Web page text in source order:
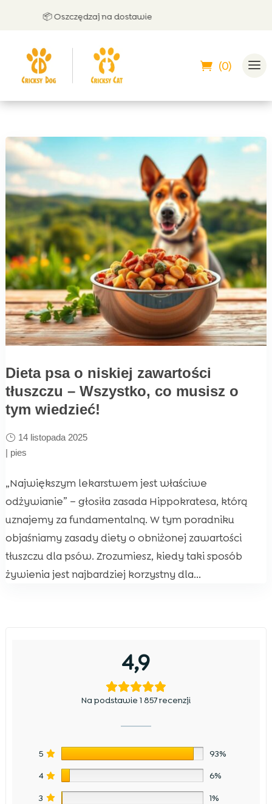
📦 Oszczędzaj na dostawie
(0)
Dieta psa o niskiej zawartości
tłuszczu – Wszystko, co musisz o
tym wiedzieć!
14 listopada 2025
| pies
„Największym lekarstwem jest właściwe
odżywianie” – głosiła zasada Hippokratesa, którą
uznajemy za fundamentalną. W tym poradniku
objaśniamy zasady diety o obniżonej zawartości
tłuszczu dla psów. Zrozumiesz, kiedy taki sposób
żywienia jest najbardziej korzystny dla...
4,9
Na podstawie 1 857 recenzji
5 93%
4 6%
3 1%